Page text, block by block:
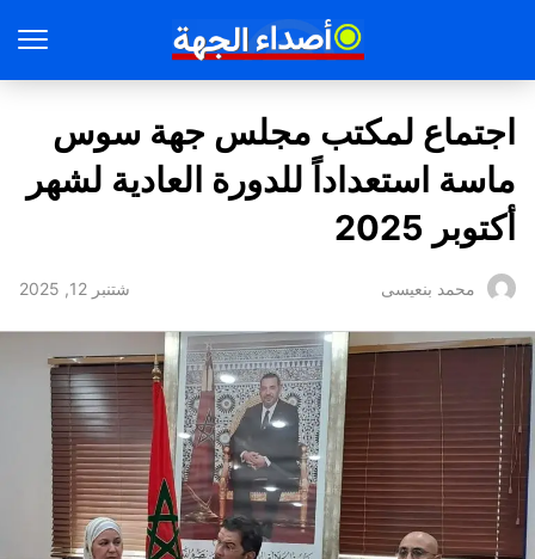
اجتماع لمكتب مجلس جهة سوس
ماسة استعداداً للدورة العادية لشهر
أكتوبر 2025
محمد بنعيسى شتنبر 12, 2025